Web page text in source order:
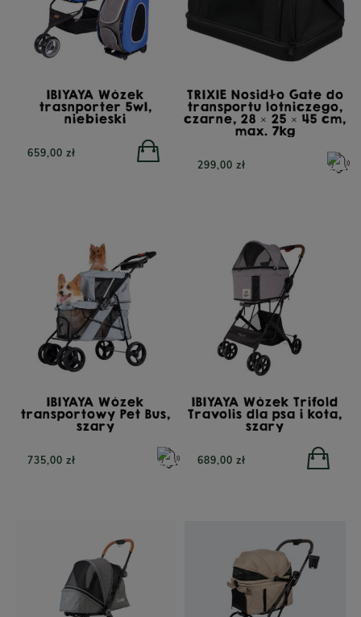
NATUREA Naturals
Agnus karma dla
szczeniąt i psów
dorosłych, Jagnięcina 12
kg
279,00 zł
TRIBAL Fresh Pressed
Indyk, tłoczona na zimno
karma dla dorosłych
psów, 12 kg
332,00 zł
IBIYAYA Wózek
trasnporter 5w1,
niebieski
659,00 zł
TRIXIE Nosidło Gate do
transportu lotniczego,
czarne, 28 × 25 × 45 cm,
max. 7kg
299,00 zł
IBIYAYA Wózek
transportowy Pet Bus,
szary
735,00 zł
IBIYAYA Wózek Trifold
Travolis dla psa i kota,
szary
689,00 zł